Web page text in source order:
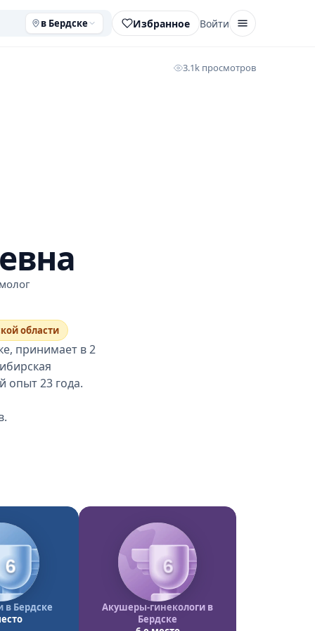
в Бердске Избранное Войти
3.1k просмотров
области
принимает в 2
опыт 23 года.
6
в Бердске
6
Акушеры-гинекологи в
Бердске